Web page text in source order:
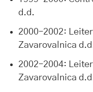
d.d.
2000–2002:
Zavarovalnica
2002–2004:
Zavarovalnica